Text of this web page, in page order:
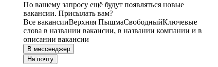
По вашему запросу ещё будут появляться новые
вакансии. Присылать вам?
Все вакансииВерхняя ПышмаСвободныйКлючевые
слова в названии вакансии, в названии компании и в
описании вакансии
В мессенджер
На почту